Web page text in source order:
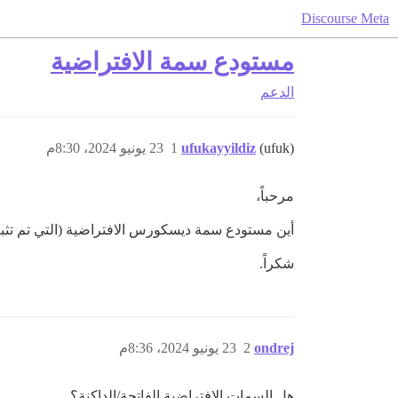
Discourse Meta
مستودع سمة الافتراضية
الدعم
ufukayyildiz (ufuk) 23 يونيو 2024، 8:30م 1
مرحباً،
أين مستودع سمة ديسكورس الافتراضية (التي تم
شكراً.
ondrej 23 يونيو 2024، 8:36م 2